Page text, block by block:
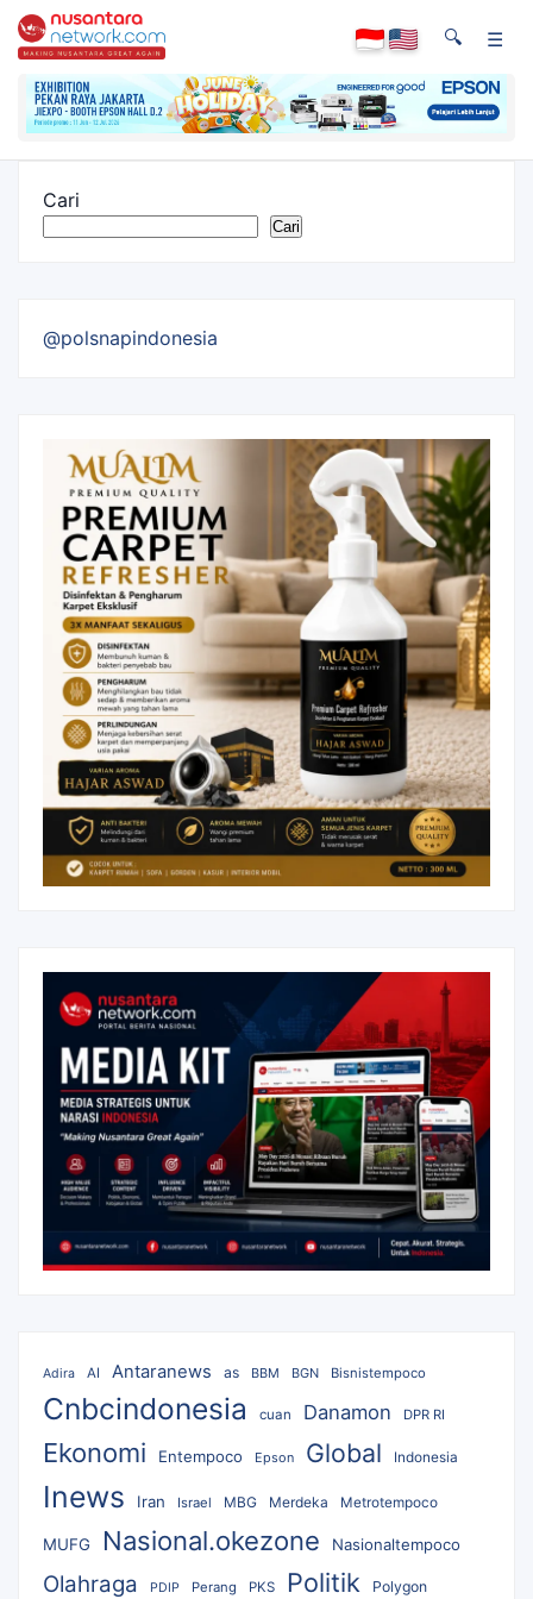
🔍 ☰
Cari
Cari
@polsnapindonesia
Adira AI Antaranews as BBM BGN Bisnistempoco
Cnbcindonesia cuan Danamon DPR RI
Ekonomi Entempoco Epson Global Indonesia
Inews Iran Israel MBG Merdeka Metrotempoco
MUFG Nasional.okezone Nasionaltempoco
Olahraga PDIP Perang PKS Politik Polygon